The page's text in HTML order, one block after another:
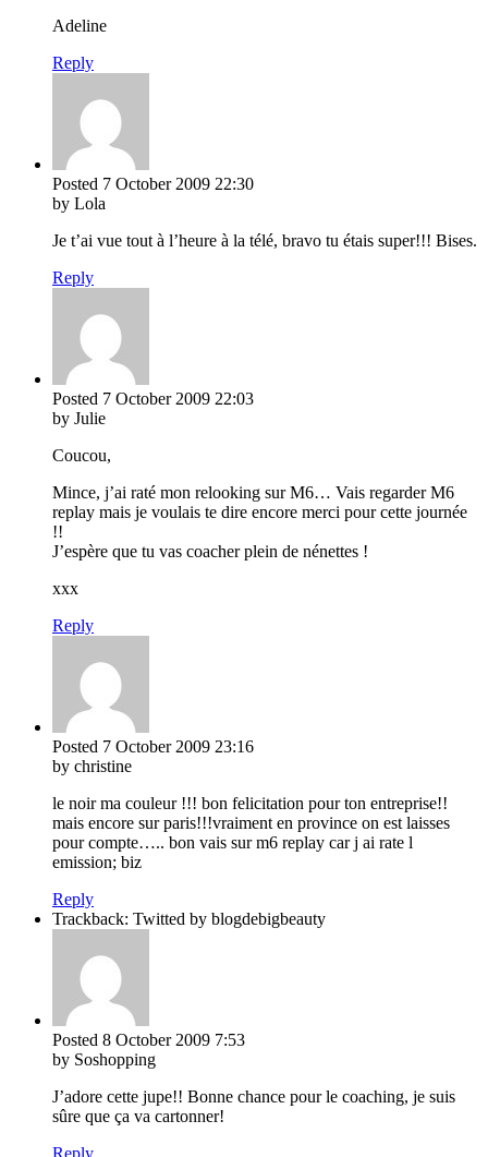
Adeline
Reply
Posted 7 October 2009 22:30
by Lola
Je t’ai vue tout à l’heure à la télé, bravo tu étais super!!! Bises.
Reply
Posted 7 October 2009 22:03
by Julie
Coucou,
Mince, j’ai raté mon relooking sur M6… Vais regarder M6
replay mais je voulais te dire encore merci pour cette journée
!!
J’espère que tu vas coacher plein de nénettes !
xxx
Reply
Posted 7 October 2009 23:16
by christine
le noir ma couleur !!! bon felicitation pour ton entreprise!!
mais encore sur paris!!!vraiment en province on est laisses
pour compte….. bon vais sur m6 replay car j ai rate l
emission; biz
Reply
Trackback: Twitted by blogdebigbeauty
Posted 8 October 2009 7:53
by Soshopping
J’adore cette jupe!! Bonne chance pour le coaching, je suis
sûre que ça va cartonner!
Reply